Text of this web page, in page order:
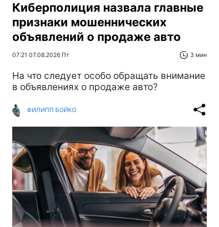
Киберполиция назвала главные
признаки мошеннических
объявлений о продаже авто
07:21 07.08.2026 Пт 3 мин
На что следует особо обращать внимание
в объявлениях о продаже авто?
ФИЛИПП БОЙКО